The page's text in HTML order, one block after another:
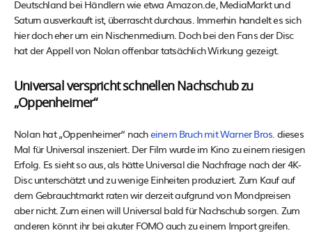
Deutschland bei Händlern wie etwa Amazon.de, MediaMarkt und
Saturn ausverkauft ist, überrascht durchaus. Immerhin handelt es sich
hier doch eher um ein Nischenmedium. Doch bei den Fans der Disc
hat der Appell von Nolan offenbar tatsächlich Wirkung gezeigt.
Universal verspricht schnellen Nachschub zu
„Oppenheimer“
Nolan hat „Oppenheimer“ nacheinem Bruch mit Warner Bros. dieses
Mal für Universal inszeniert. Der Film wurde im Kino zu einem riesigen
Erfolg. Es sieht so aus, als hätte Universal die Nachfrage nach der 4K-
Disc unterschätzt und zu wenige Einheiten produziert. Zum Kauf auf
dem Gebrauchtmarkt raten wir derzeit aufgrund von Mondpreisen
aber nicht. Zum einen will Universal bald für Nachschub sorgen. Zum
anderen könnt ihr bei akuter FOMO auch zu einem Import greifen.